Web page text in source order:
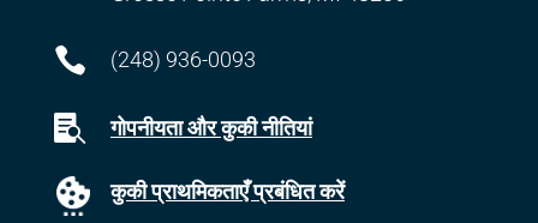
 (248) 936-0093
 गोपनीयता और कुकी नीतियां
कुकी प्राथमिकताएँ प्रबंधित करें